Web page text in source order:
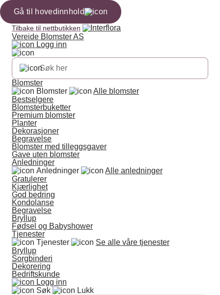
Gå til hovedinnhold
Tilbake til nettbutikken
Vereide Blomster AS
Logg inn
Blomster
Blomster
Alle blomster
Bestselgere
Blomsterbuketter
Premium blomster
Planter
Dekorasjoner
Begravelse
Blomster med tilleggsgaver
Gave uten blomster
Anledninger
Anledninger
Alle anledninger
Gratulerer
Kjærlighet
God bedring
Kondolanse
Begravelse
Bryllup
Fødsel og Babyshower
Tjenester
Tjenester
Se alle våre tjenester
Bryllup
Sorgbinderi
Dekorering
Bedriftskunde
Logg inn
Søk
Lukk